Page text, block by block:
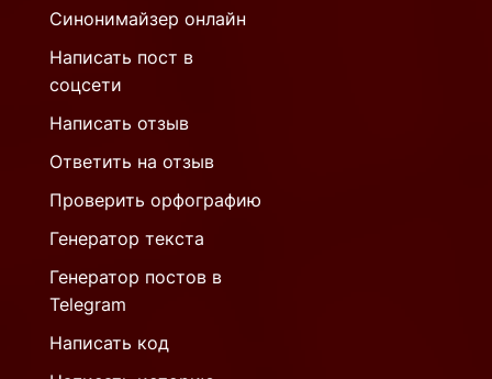
Синонимайзер онлайн
Написать пост в
соцсети
Написать отзыв
Ответить на отзыв
Проверить орфографию
Генератор текста
Генератор постов в
Telegram
Написать код